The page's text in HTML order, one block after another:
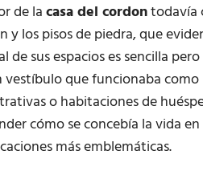
de lacasa del cordontodavía
y los pisos de piedra, que
de sus espacios es sencilla
vestíbulo que funcionaba
o habitaciones de
cómo se concebía la vida
más emblemáticas.